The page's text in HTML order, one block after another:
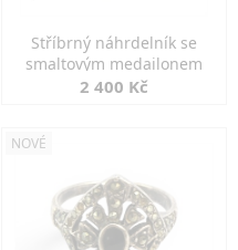
Stříbrný náhrdelník se
smaltovým medailonem
2 400 Kč
NOVÉ